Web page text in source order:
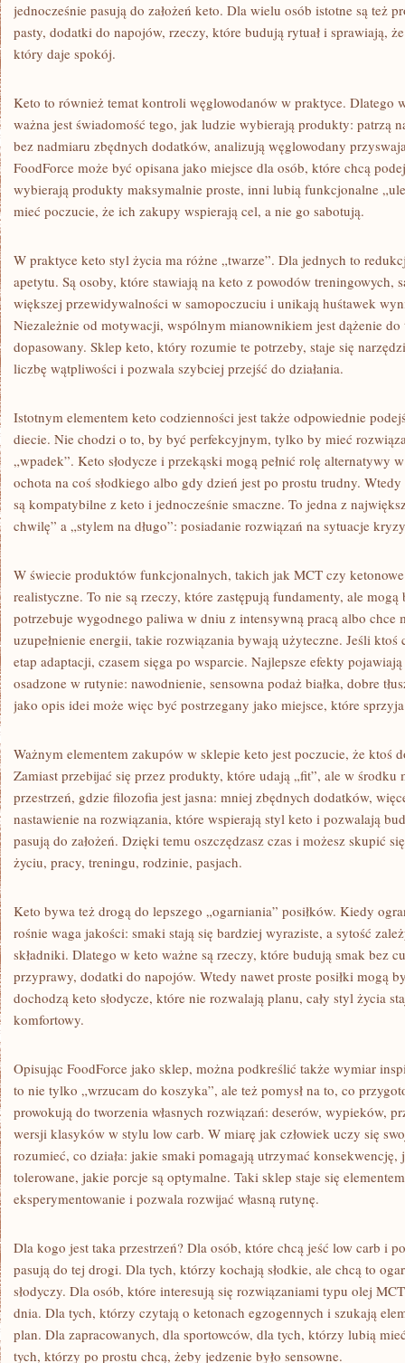
jednocześnie pasują do założeń keto. Dla wielu osób istotne są też
pasty, dodatki do napojów, rzeczy, które budują rytuał i sprawiają,
który daje spokój.
Keto to również temat kontroli węglowodanów w praktyce. Dlatego
ważna jest świadomość tego, jak ludzie wybierają produkty: patrzą
bez nadmiaru zbędnych dodatków, analizują węglowodany
FoodForce może być opisana jako miejsce dla osób, które chcą
wybierają produkty maksymalnie proste, inni lubią funkcjonalne
mieć poczucie, że ich zakupy wspierają cel, a nie go sabotują.
W praktyce keto styl życia ma różne „twarze”. Dla jednych to
apetytu. Są osoby, które stawiają na keto z powodów treningowych,
większej przewidywalności w samopoczuciu i unikają huśtawek
Niezależnie od motywacji, wspólnym mianownikiem jest dążenie
dopasowany. Sklep keto, który rozumie te potrzeby, staje się
liczbę wątpliwości i pozwala szybciej przejść do działania.
Istotnym elementem keto codzienności jest także odpowiednie
diecie. Nie chodzi o to, by być perfekcyjnym, tylko by mieć
„wpadek”. Keto słodycze i przekąski mogą pełnić rolę alternatywy
ochota na coś słodkiego albo gdy dzień jest po prostu trudny.
są kompatybilne z keto i jednocześnie smaczne. To jedna z
chwilę” a „stylem na długo”: posiadanie rozwiązań na sytuacje
W świecie produktów funkcjonalnych, takich jak MCT czy
realistyczne. To nie są rzeczy, które zastępują fundamenty, ale
potrzebuje wygodnego paliwa w dniu z intensywną pracą albo chce
uzupełnienie energii, takie rozwiązania bywają użyteczne. Jeśli
etap adaptacji, czasem sięga po wsparcie. Najlepsze efekty
osadzone w rutynie: nawodnienie, sensowna podaż białka, dobre
jako opis idei może więc być postrzegany jako miejsce, które
Ważnym elementem zakupów w sklepie keto jest poczucie, że ktoś
Zamiast przebijać się przez produkty, które udają „fit”, ale w środku
przestrzeń, gdzie filozofia jest jasna: mniej zbędnych dodatków,
nastawienie na rozwiązania, które wspierają styl keto i pozwalają
pasują do założeń. Dzięki temu oszczędzasz czas i możesz skupić
życiu, pracy, treningu, rodzinie, pasjach.
Keto bywa też drogą do lepszego „ogarniania” posiłków. Kiedy
rośnie waga jakości: smaki stają się bardziej wyraziste, a sytość
składniki. Dlatego w keto ważne są rzeczy, które budują smak bez
przyprawy, dodatki do napojów. Wtedy nawet proste posiłki mogą
dochodzą keto słodycze, które nie rozwalają planu, cały styl życia
komfortowy.
Opisując FoodForce jako sklep, można podkreślić także wymiar
to nie tylko „wrzucam do koszyka”, ale też pomysł na to, co
prowokują do tworzenia własnych rozwiązań: deserów, wypieków,
wersji klasyków w stylu low carb. W miarę jak człowiek uczy się
rozumieć, co działa: jakie smaki pomagają utrzymać konsekwencję,
tolerowane, jakie porcje są optymalne. Taki sklep staje się
eksperymentowanie i pozwala rozwijać własną rutynę.
Dla kogo jest taka przestrzeń? Dla osób, które chcą jeść low carb i
pasują do tej drogi. Dla tych, którzy kochają słodkie, ale chcą to
słodyczy. Dla osób, które interesują się rozwiązaniami typu olej
dnia. Dla tych, którzy czytają o ketonach egzogennych i szukają
plan. Dla zapracowanych, dla sportowców, dla tych, którzy lubią
tych, którzy po prostu chcą, żeby jedzenie było sensowne.